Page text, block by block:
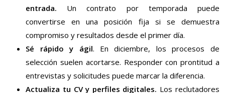
entrada. Un contrato por temporada puede
convertirse en una posición fija si se demuestra
compromiso y resultados desde el primer día.
Sé rápido y ágil. En diciembre, los procesos de
selección suelen acortarse. Responder con prontitud a
entrevistas y solicitudes puede marcar la diferencia.
Actualiza tu CV y perfiles digitales. Los reclutadores